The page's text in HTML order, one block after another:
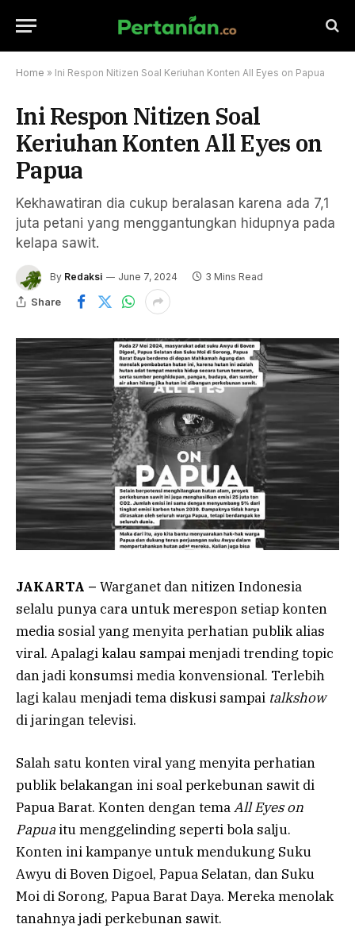
Home » Ini Respon Nitizen Soal Keriuhan Konten All Eyes on Papua
Ini Respon Nitizen Soal
Keriuhan Konten All Eyes on
Papua
Kekhawatiran dia cukup beralasan karena ada 7,1
juta petani yang menggantungkan hidupnya pada
kelapa sawit.
By Redaksi June 7, 2024 3 Mins Read
Share
JAKARTA – Warganet dan nitizen Indonesia
selalu punya cara untuk merespon setiap konten
media sosial yang menyita perhatian publik alias
viral. Apalagi kalau sampai menjadi trending topic
dan jadi konsumsi media konvensional. Terlebih
lagi kalau menjadi tema diskusi sampai talkshow
di jaringan televisi.
Salah satu konten viral yang menyita perhatian
publik belakangan ini soal perkebunan sawit di
Papua Barat. Konten dengan temaAll Eyes on
Papua itu menggelinding seperti bola salju.
Konten ini kampanye untuk mendukung Suku
Awyu di Boven Digoel, Papua Selatan, dan Suku
Moi di Sorong, Papua Barat Daya. Mereka menolak
tanahnya jadi perkebunan sawit.